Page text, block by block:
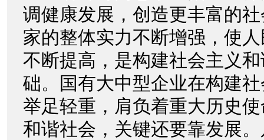
调健康发展，创造更丰富的
家的整体实力不断增强，使
不断提高，是构建社会主义
础。国有大中型企业在构建
举足轻重，肩负着重大历史
和谐社会，关键还要靠发展